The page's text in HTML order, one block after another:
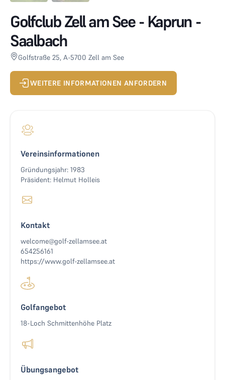
Golfclub Zell am See - Kaprun -
Saalbach
Golfstraße 25, A-5700 Zell am See
WEITERE INFORMATIONEN ANFORDERN
Vereinsinformationen
Gründungsjahr: 1983
Präsident: Helmut Holleis
Kontakt
welcome@golf-zellamsee.at
654256161
https://www.golf-zellamsee.at
Golfangebot
18-Loch Schmittenhöhe Platz
Übungsangebot